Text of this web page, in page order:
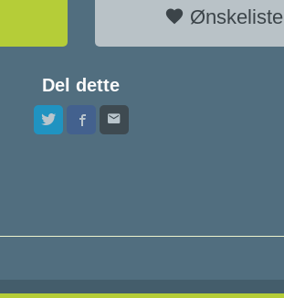
Ønskeliste
Del dette